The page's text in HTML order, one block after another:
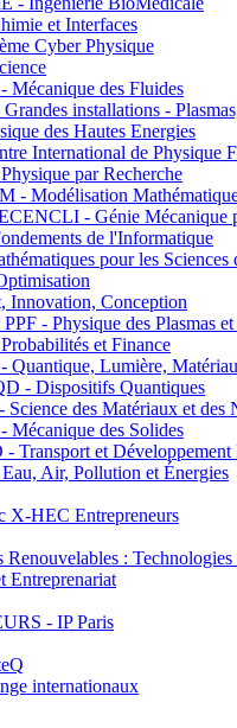
et Interfaces
Cyber Physique
des Fluides
installations -
des Hautes Energies
International de Physique
par Recherche
- Modélisation
- Génie Mécanique
de l'Informatique
pour les Sciences
Innovation, Conception
- Physique des Plasmas et
et Finance
Lumière,
- Dispositifs Quantiques
des Matériaux et des
des Solides
et Développement
Air, Pollution et Énergies
X-HEC Entrepreneurs
:
Entreprenariat
- IP Paris
internationaux